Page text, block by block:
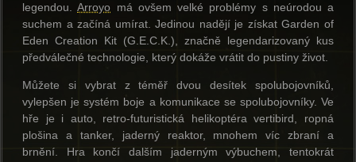
legendou.Arroyo má ovšem velké problémy s neúrodou a
suchem a začíná umírat. Jedinou nadějí je získat Garden of
Eden Creation Kit (G.E.C.K.), značně legendarizovaný kus
předválečné technologie, který dokáže vrátit do pustiny život.
Můžete si vybrat z téměř dvou desítek spolubojovníků,
vylepšen je systém boje a komunikace se spolubojovníky. Ve
hře je i auto, retro-futuristická helikoptéra vertibird, ropná
plošina a tanker, jaderný reaktor, mnohem víc zbraní a
brnění. Hra končí dalším jaderným výbuchem, tentokrát